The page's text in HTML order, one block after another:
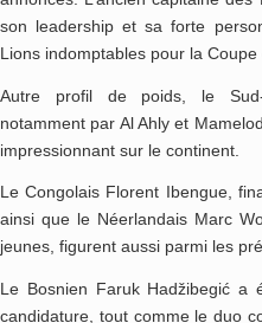
son leadership et sa forte
Lions indomptables pour la
Autre profil de poids, le Sud-
notamment par Al Ahly et
impressionnant sur le continent.
Le Congolais Florent Ibengue,
ainsi que le Néerlandais Marc
jeunes, figurent aussi parmi les
Le Bosnien Faruk Hadžibegić a
candidature, tout comme le duo